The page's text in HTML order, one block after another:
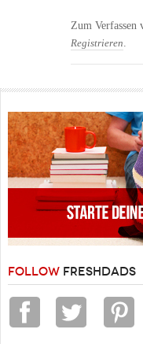
Zum Verfassen
Registrieren
FOLLOW FRESHDADS